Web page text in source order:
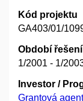
Kód projektu
GA403/01/
Období řešení
1/2001 - 1/
Investor /
Grantová